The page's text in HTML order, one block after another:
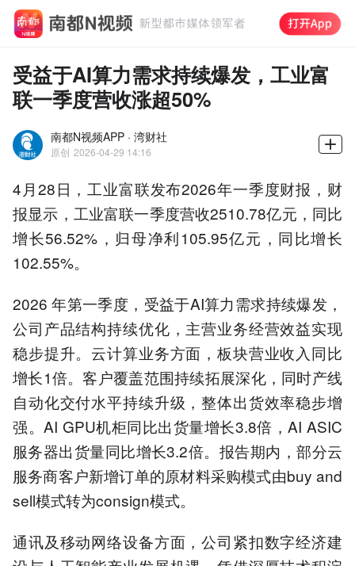
受益于AI算力需求持续爆发，工业富
联一季度营收涨超50%
南都N视频APP · 湾财社
原创 2026-04-29 14:16
4月28日，工业富联发布2026年一季度财报，财
报显示，工业富联一季度营收2510.78亿元，同比
增长56.52%，归母净利105.95亿元，同比增长
102.55%。
2026 年第一季度，受益于AI算力需求持续爆发，
公司产品结构持续优化，主营业务经营效益实现
稳步提升。云计算业务方面，板块营业收入同比
增长1倍。客户覆盖范围持续拓展深化，同时产线
自动化交付水平持续升级，整体出货效率稳步增
强。AI GPU机柜同比出货量增长3.8倍，AI ASIC
服务器出货量同比增长3.2倍。报告期内，部分云
服务商客户新增订单的原材料采购模式由buy and
sell模式转为consign模式。
通讯及移动网络设备方面，公司紧扣数字经济建